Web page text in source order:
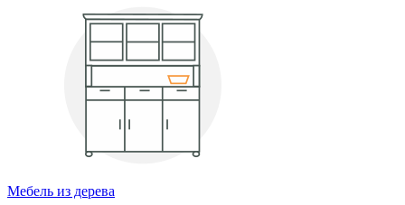
Мебель из дерева